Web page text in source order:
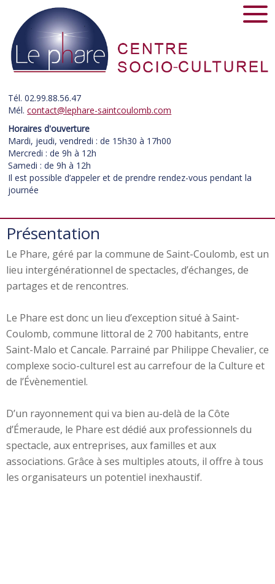
Tél. 02.99.88.56.47
Mél.contact@lephare-saintcoulomb.com
Horaires d'ouverture
Mardi, jeudi, vendredi : de 15h30 à 17h00
Mercredi : de 9h à 12h
Samedi : de 9h à 12h
Il est possible d’appeler et de prendre rendez-vous pendant la
journée
Présentation
Le Phare, géré par la commune de Saint-Coulomb, est un
lieu intergénérationnel de spectacles, d’échanges, de
partages et de rencontres.
Le Phare est donc un lieu d’exception situé à Saint-
Coulomb, commune littoral de 2 700 habitants, entre
Saint-Malo et Cancale. Parrainé par Philippe Chevalier, ce
complexe socio-culturel est au carrefour de la Culture et
de l’Évènementiel.
D’un rayonnement qui va bien au-delà de la Côte
d’Émeraude, le Phare est dédié aux professionnels du
spectacle, aux entreprises, aux familles et aux
associations. Grâce à ses multiples atouts, il offre à tous
les organisateurs un potentiel inexhaustif.